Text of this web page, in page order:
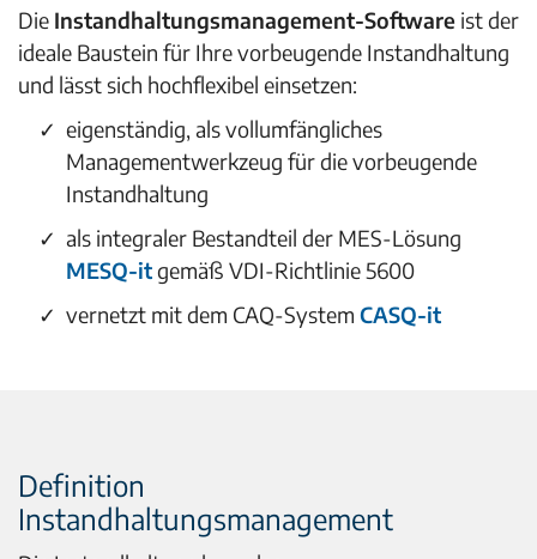
Die Instandhaltungsmanagement-Software ist der
ideale Baustein für Ihre vorbeugende Instandhaltung
und lässt sich hochflexibel einsetzen:
eigenständig, als vollumfängliches
Managementwerkzeug für die vorbeugende
Instandhaltung
als integraler Bestandteil der MES-Lösung
MESQ-itgemäß VDI-Richtlinie 5600
vernetzt mit dem CAQ-System CASQ-it
Definition
Instandhaltungsmanagement